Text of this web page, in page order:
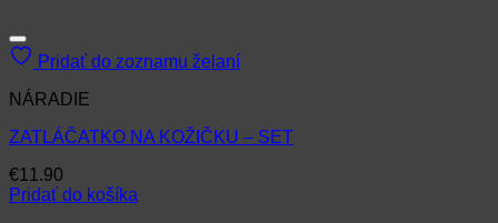
Pridať do zoznamu želaní
NÁRADIE
ZATLÁČATKO NA KOŽIČKU – SET
€11.90
Pridať do košíka